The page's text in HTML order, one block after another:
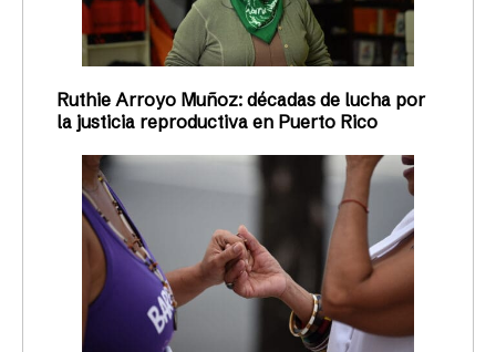
Ruthie Arroyo Muñoz: décadas de lucha por
la justicia reproductiva en Puerto Rico